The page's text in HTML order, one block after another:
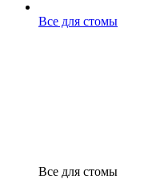
Все для стомы
Все для стомы